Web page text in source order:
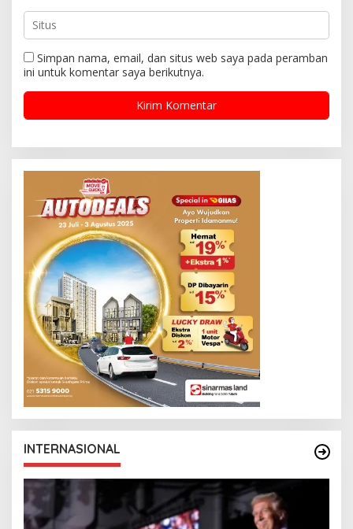
Simpan nama, email, dan situs web saya pada peramban
ini untuk komentar saya berikutnya.
INTERNASIONAL